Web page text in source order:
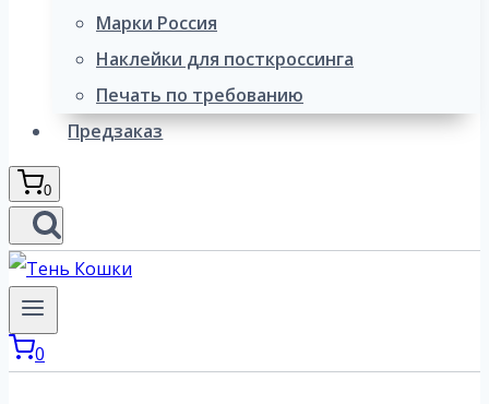
Марки Россия
Наклейки для посткроссинга
Печать по требованию
Предзаказ
0
0